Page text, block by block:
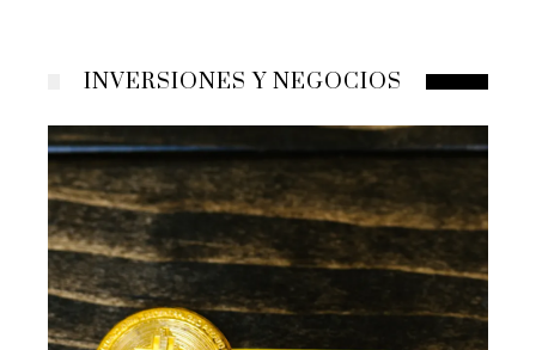
INVERSIONES Y NEGOCIOS